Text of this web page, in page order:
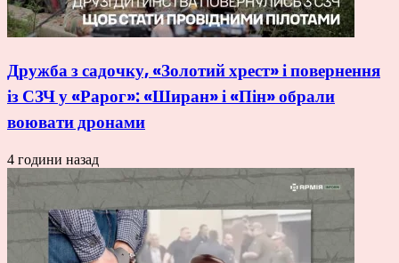
Дружба з садочку, «Золотий хрест» і повернення
із СЗЧ у «Рарог»: «Ширан» і «Пін» обрали
воювати дронами
4 години назад